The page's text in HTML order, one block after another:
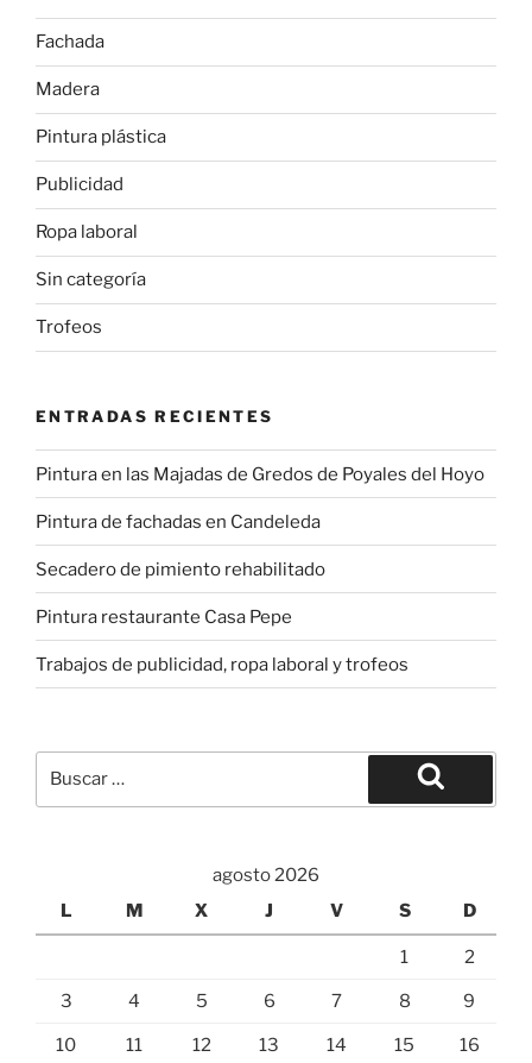
Fachada
Madera
Pintura plástica
Publicidad
Ropa laboral
Sin categoría
Trofeos
ENTRADAS RECIENTES
Pintura en las Majadas de Gredos de Poyales del Hoyo
Pintura de fachadas en Candeleda
Secadero de pimiento rehabilitado
Pintura restaurante Casa Pepe
Trabajos de publicidad, ropa laboral y trofeos
por:
Buscar
agosto 2026
L
M X J V S D
1 2
3 4 5 6 7 8 9
10 11 12 13 14 15 16